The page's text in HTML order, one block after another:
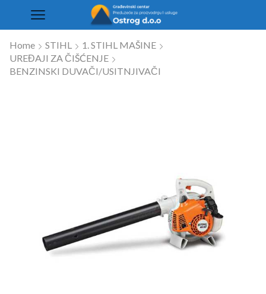
Home STIHL
1. STIHL MAŠINE
UREĐAJI ZA ČIŠĆENJE
BENZINSKI DUVAČI/USITNJIVAČI